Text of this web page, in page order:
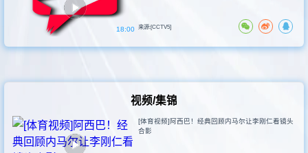
18:00 来源:[CCTV5]
视频/集锦
[体育视频]阿西巴！经典回顾内马尔让李刚仁看镜头
合影